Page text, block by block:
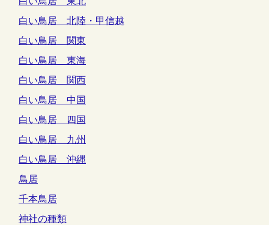
白い鳥居 北陸・甲信越
白い鳥居 関東
白い鳥居 東海
白い鳥居 関西
白い鳥居 中国
白い鳥居 四国
白い鳥居 九州
白い鳥居 沖縄
鳥居
千本鳥居
神社の種類